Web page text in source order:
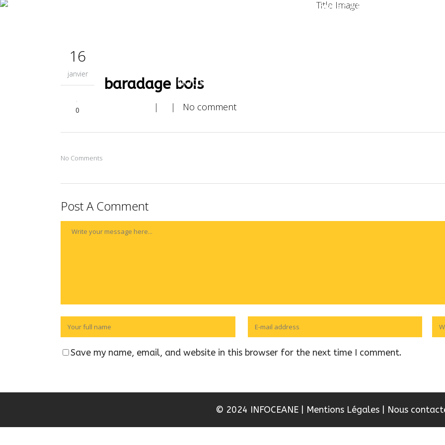
Un projet ? Une information
NOUS CONTACTER
16
janvier
0
baradage bois
| | No comment
No Comments
Post A Comment
Save my name, email, and website in this browser for the next time I comment.
© 2024 INFOCEANE Mentions Légales Nous